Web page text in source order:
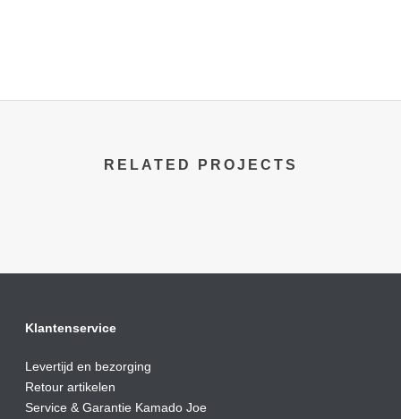
RELATED PROJECTS
Klantenservice
Levertijd en bezorging
Retour artikelen
Service & Garantie Kamado Joe